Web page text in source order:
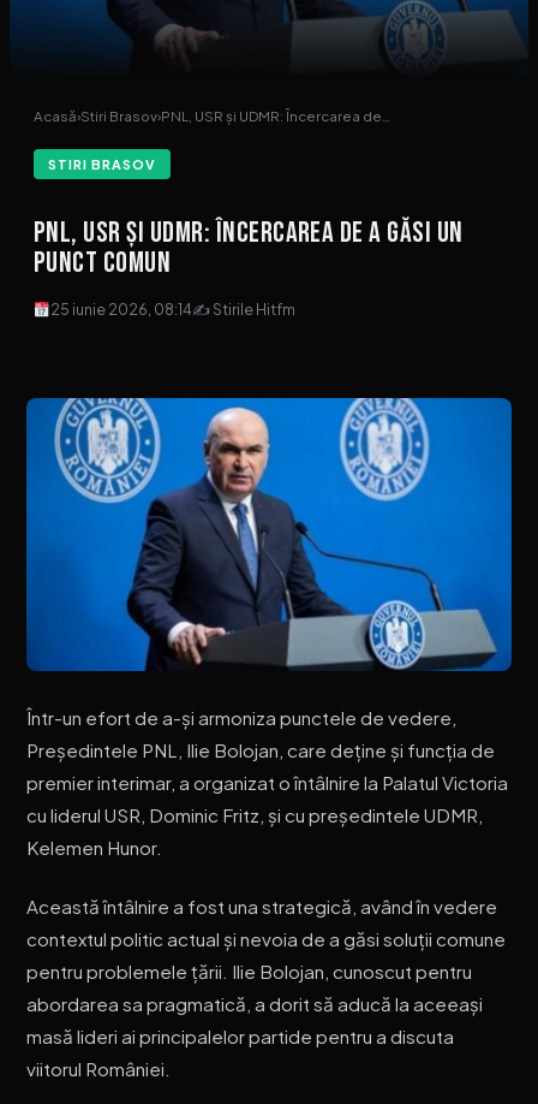
Acasă›Stiri Brasov›PNL, USR și UDMR: Încercarea de…
STIRI BRASOV
PNL, USR și UDMR: Încercarea de a găsi un
punct comun
25 iunie 2026, 08:14✍ Stirile Hitfm
Într-un efort de a-și armoniza punctele de vedere,
Președintele PNL, Ilie Bolojan, care deține și funcția de
premier interimar, a organizat o întâlnire la Palatul Victoria
cu liderul USR, Dominic Fritz, și cu președintele UDMR,
Kelemen Hunor.
Această întâlnire a fost una strategică, având în vedere
contextul politic actual și nevoia de a găsi soluții comune
pentru problemele țării. Ilie Bolojan, cunoscut pentru
abordarea sa pragmatică, a dorit să aducă la aceeași
masă lideri ai principalelor partide pentru a discuta
viitorul României.